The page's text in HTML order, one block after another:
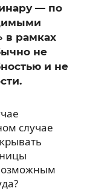
— по
в рамках
не
и не
случае